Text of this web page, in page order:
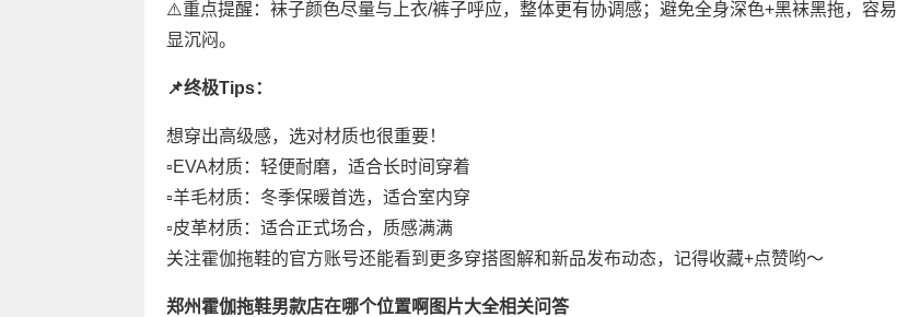
⚠️重点提醒：袜子颜色尽量与上衣/裤子呼应，整体更有协调感；避免全身深色+黑袜黑拖，容易
显沉闷。
📌终极Tips：
想穿出高级感，选对材质也很重要！
▫️EVA材质：轻便耐磨，适合长时间穿着
▫️羊毛材质：冬季保暖首选，适合室内穿
▫️皮革材质：适合正式场合，质感满满
关注霍伽拖鞋的官方账号还能看到更多穿搭图解和新品发布动态，记得收藏+点赞哟～
郑州霍伽拖鞋男款店在哪个位置啊图片大全相关问答